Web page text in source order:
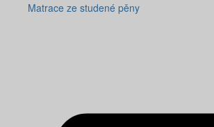
Matrace ze studené pěny